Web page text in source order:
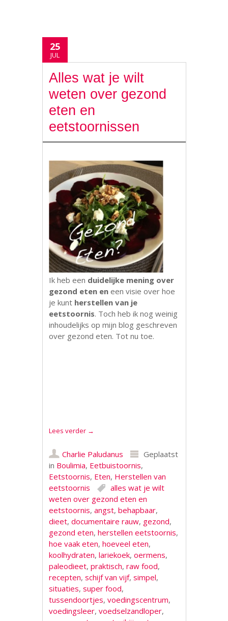
25
JUL
Alles wat je wilt
weten over gezond
eten en
eetstoornissen
Ik heb een duidelijke mening over
gezond eten en een visie over hoe
je kunt herstellen van je
eetstoornis. Toch heb ik nog weinig
inhoudelijks op mijn blog geschreven
over gezond eten. Tot nu toe.
Lees verder →
Charlie Paludanus
Geplaatst
in Boulimia, Eetbuistoornis,
Eetstoornis, Eten, Herstellen van
eetstoornis
alles wat je wilt
weten over gezond eten en
eetstoornis,angst,behapbaar,
dieet,documentaire rauw, gezond,
gezond eten,herstellen eetstoornis,
hoe vaak eten,hoeveel eten,
koolhydraten,lariekoek,oermens,
paleodieet,praktisch,raw food,
recepten,schijf van vijf,simpel,
situaties,super food,
tussendoortjes,voedingscentrum,
voedingsleer,voedselzandloper,